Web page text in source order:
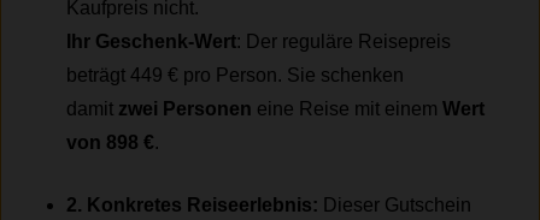
Kaufpreis nicht.
Ihr Geschenk-Wert: Der reguläre Reisepreis
beträgt 449 € pro Person. Sie schenken
damit zwei Personen eine Reise mit einem Wert
von 898 €.
2. Konkretes Reiseerlebnis: Dieser Gutschein